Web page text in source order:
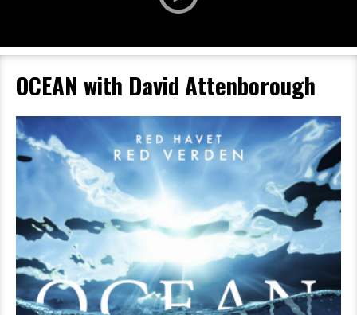
OCEAN with David Attenborough